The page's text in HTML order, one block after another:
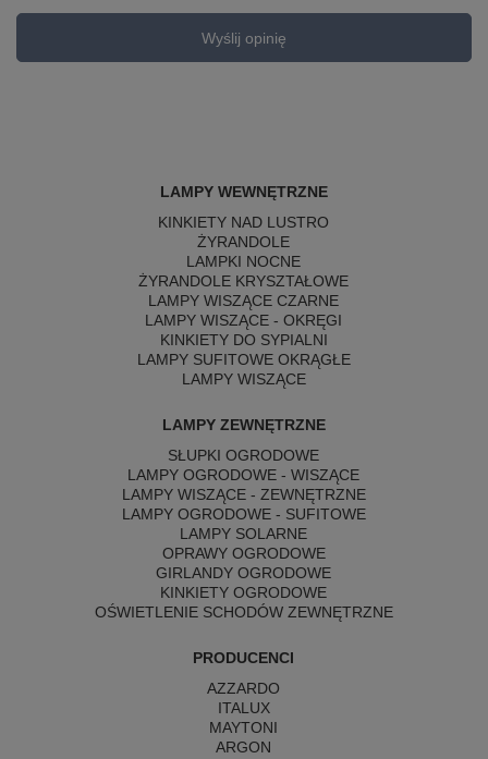
Wyślij opinię
LAMPY WEWNĘTRZNE
KINKIETY NAD LUSTRO
ŻYRANDOLE
LAMPKI NOCNE
ŻYRANDOLE KRYSZTAŁOWE
LAMPY WISZĄCE CZARNE
LAMPY WISZĄCE - OKRĘGI
KINKIETY DO SYPIALNI
LAMPY SUFITOWE OKRĄGŁE
LAMPY WISZĄCE
LAMPY ZEWNĘTRZNE
SŁUPKI OGRODOWE
LAMPY OGRODOWE - WISZĄCE
LAMPY WISZĄCE - ZEWNĘTRZNE
LAMPY OGRODOWE - SUFITOWE
LAMPY SOLARNE
OPRAWY OGRODOWE
GIRLANDY OGRODOWE
KINKIETY OGRODOWE
OŚWIETLENIE SCHODÓW ZEWNĘTRZNE
PRODUCENCI
AZZARDO
ITALUX
MAYTONI
ARGON